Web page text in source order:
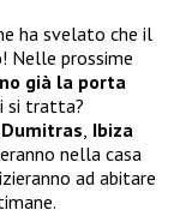
ha svelato che il
! Nelle prossime
già la porta
si tratta?
, Ibiza
nella casa
ad abitare